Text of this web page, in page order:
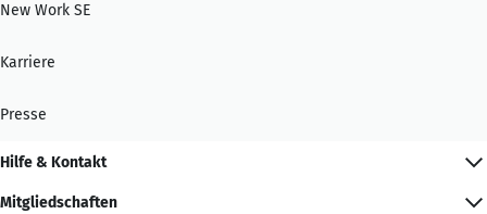
New Work SE
Karriere
Presse
Hilfe & Kontakt
Mitgliedschaften